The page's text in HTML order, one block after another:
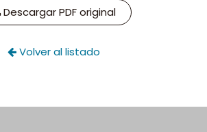
Descargar PDF original
Volver al listado